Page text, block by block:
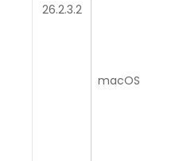
26.2.3.2
macOS